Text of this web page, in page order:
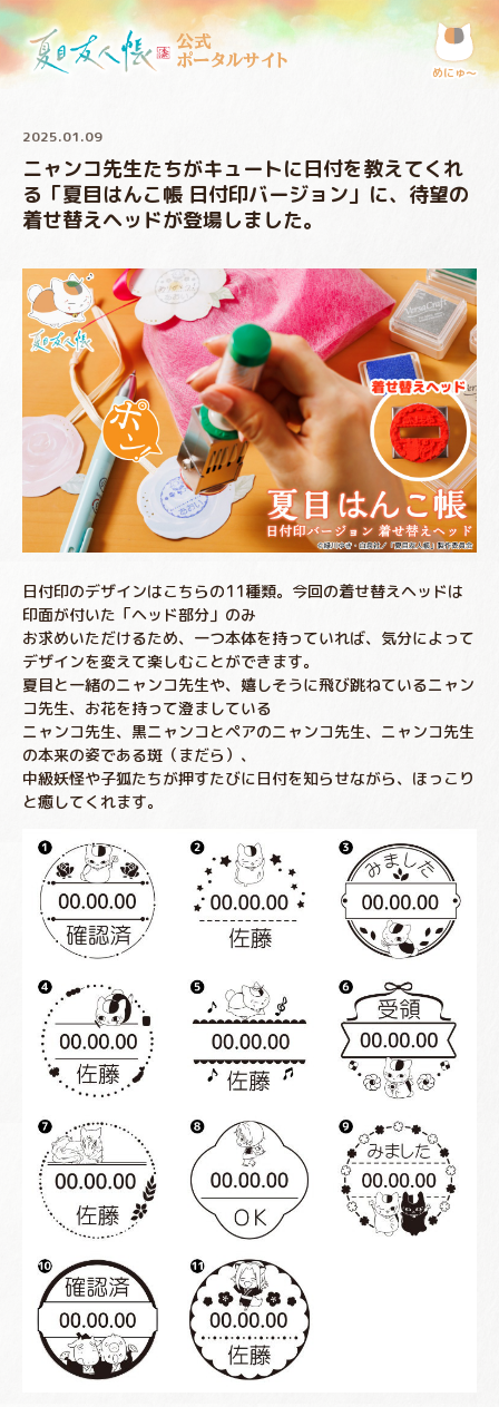
公式
ポータルサイト
めにゅ〜
2025.01.09
ニャンコ先生たちがキュートに日付を教えてくれ
る「夏目はんこ帳 日付印バージョン」に、待望の
着せ替えヘッドが登場しました。
日付印のデザインはこちらの11種類。今回の着せ替えヘッドは
印面が付いた「ヘッド部分」のみ
お求めいただけるため、一つ本体を持っていれば、気分によって
デザインを変えて楽しむことができます。
夏目と一緒のニャンコ先生や、嬉しそうに飛び跳ねているニャン
コ先生、お花を持って澄ましている
ニャンコ先生、黒ニャンコとペアのニャンコ先生、ニャンコ先生
の本来の姿である斑（まだら）、
中級妖怪や子狐たちが押すたびに日付を知らせながら、ほっこり
と癒してくれます。